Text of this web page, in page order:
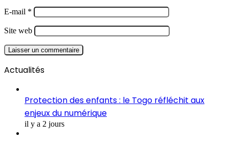
E-mail *
Site web
Actualités
Protection des enfants : le Togo réfléchit aux
enjeux du numérique
il y a 2 jours